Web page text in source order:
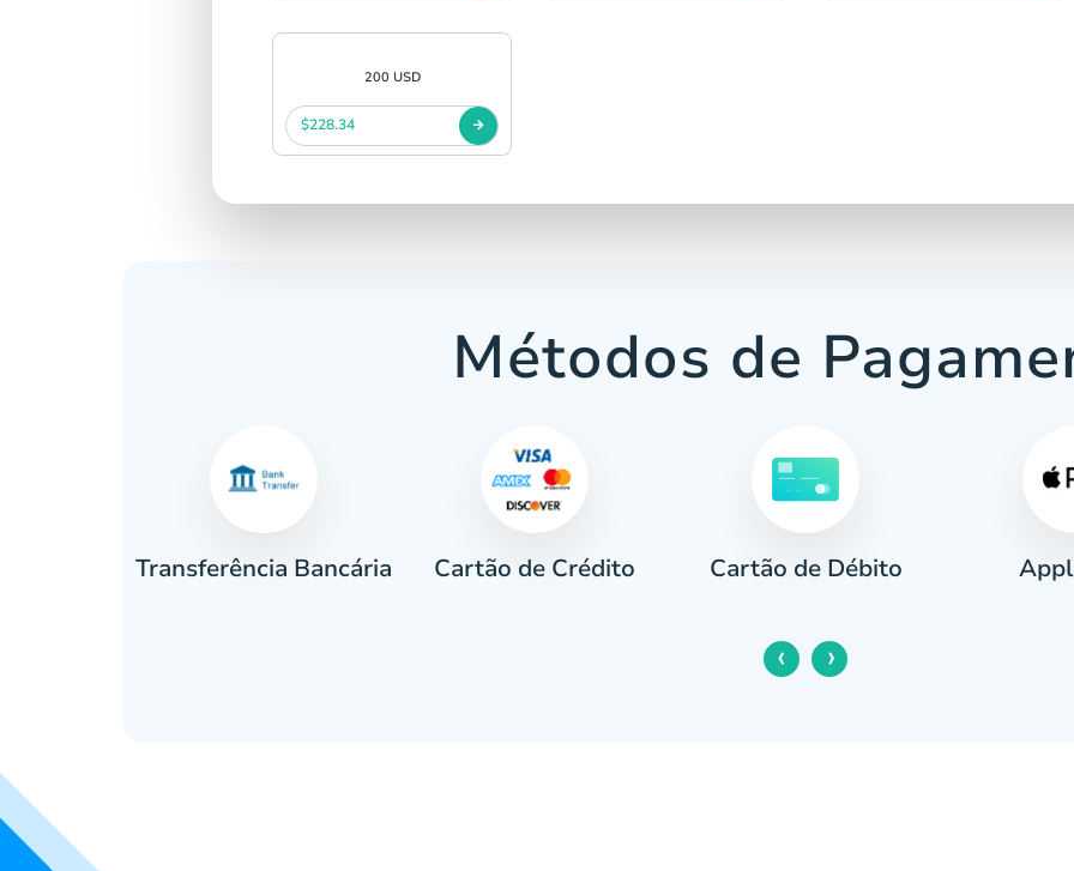
200 USD
$228.34
Métodos de
Transferência Bancária Cartão de Crédito Cartão de Débito
‹ ›